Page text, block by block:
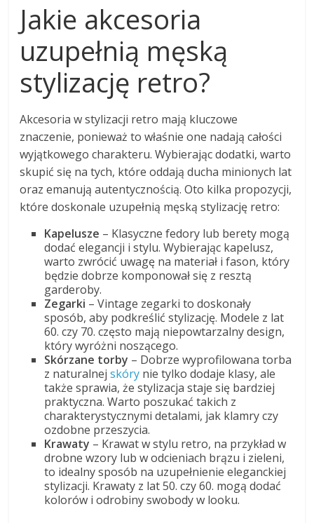
Jakie akcesoria
uzupełnią męską
stylizację retro?
Akcesoria w stylizacji retro mają kluczowe
znaczenie, ponieważ to właśnie one nadają całości
wyjątkowego charakteru. Wybierając dodatki, warto
skupić się na tych, które oddają ducha minionych lat
oraz emanują autentycznością. Oto kilka propozycji,
które doskonale uzupełnią męską stylizację retro:
Kapelusze – Klasyczne fedory lub berety mogą
dodać elegancji i stylu. Wybierając kapelusz,
warto zwrócić uwagę na materiał i fason, który
będzie dobrze komponował się z resztą
garderoby.
Zegarki – Vintage zegarki to doskonały
sposób, aby podkreślić stylizację. Modele z lat
60. czy 70. często mają niepowtarzalny design,
który wyróżni noszącego.
Skórzane torby – Dobrze wyprofilowana torba
z naturalnejskóry nie tylko dodaje klasy, ale
także sprawia, że stylizacja staje się bardziej
praktyczna. Warto poszukać takich z
charakterystycznymi detalami, jak klamry czy
ozdobne przeszycia.
Krawaty – Krawat w stylu retro, na przykład w
drobne wzory lub w odcieniach brązu i zieleni,
to idealny sposób na uzupełnienie eleganckiej
stylizacji. Krawaty z lat 50. czy 60. mogą dodać
kolorów i odrobiny swobody w looku.